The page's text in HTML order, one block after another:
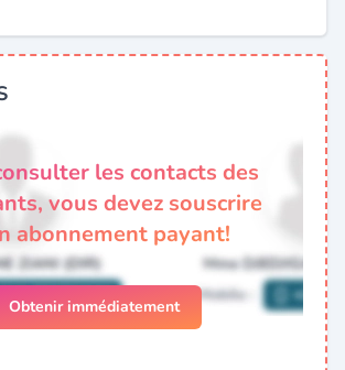
les contacts des
vous devez souscrire
abonnement payant!
Obtenir immédiatement